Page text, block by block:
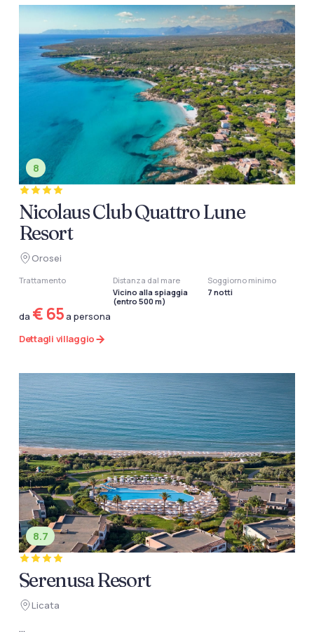
8
Nicolaus Club Quattro Lune
Resort
Orosei
Trattamento
Distanza dal mare
Vicino alla spiaggia
(entro 500 m)
Soggiorno minimo
7 notti
da € 65a persona
Dettagli villaggio
8.7
Serenusa Resort
Licata
...